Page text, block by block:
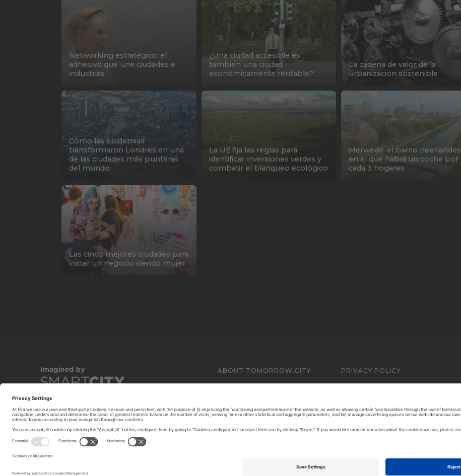
Networking estratégico: el
adhesivo que une ciudades e
industrias
¿Una ciudad accesible es
también una ciudad
económicamente rentable?
La cadena de valor de la
urbanización sostenible
Cómo las epidemias
transformaron Londres en una
de las ciudades más punteras
del mundo
La UE fija las reglas para
identificar inversiones verdes y
combatir el blanqueo ecológico
Merwede, el barrio neerlandés
en el que habrá un coche por
cada 3 hogares
Las cinco mejores ciudades para
iniciar un negocio siendo mujer
ABOUT TOMORROW.CITY PRIVACY POLICY
© 2026 FIRA DE BARCELONA